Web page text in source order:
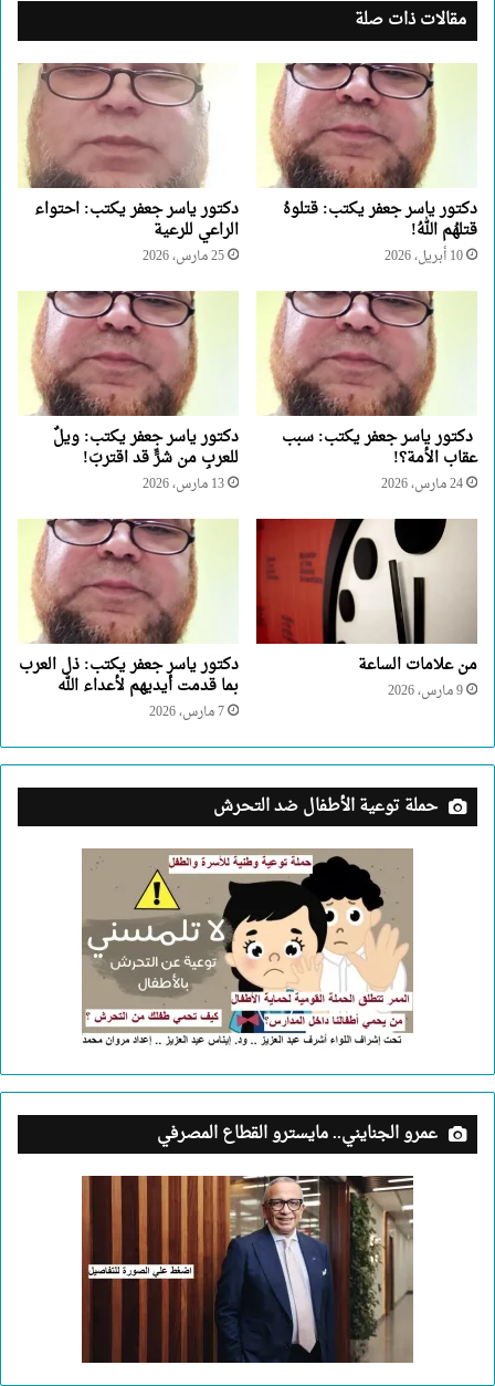
مقالات ذات صلة
دكتور ياسر جعفر يكتب: قتلوهُ
قتلهُم اللهُ!
10 أبريل، 2026
دكتور ياسر جعفر يكتب: احتواء
الراعي للرعية
25 مارس، 2026
دكتور ياسر جعفر يكتب: سبب
عقاب الأمة؟!
24 مارس، 2026
دكتور ياسر جعفر يكتب: ويلٌ
للعربِ من شرٍّ قد اقتربَ!
13 مارس، 2026
من علامات الساعة
9 مارس، 2026
دكتور ياسر جعفر يكتب: ذل العرب
بما قدمت أيديهم لأعداء الله
7 مارس، 2026
حملة توعية الأطفال ضد التحرش
عمرو الجنايني.. مايسترو القطاع المصرفي